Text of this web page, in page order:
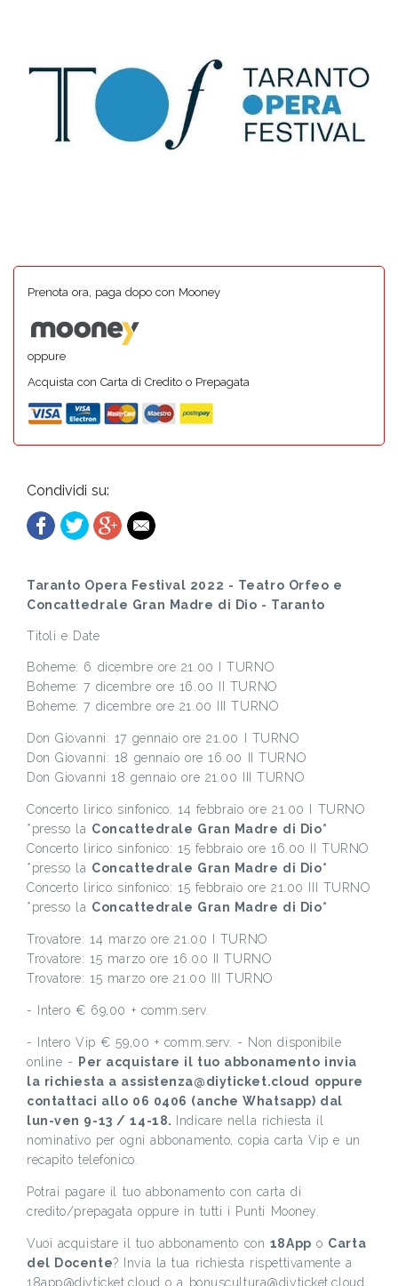
Prenota ora, paga dopo con Mooney
oppure
Acquista con Carta di Credito o Prepagata
Condividi su:
Taranto Opera Festival 2022 - Teatro Orfeo e
Concattedrale Gran Madre di Dio - Taranto
Titoli e Date
Boheme: 6 dicembre ore 21.00 I TURNO
Boheme: 7 dicembre ore 16.00 II TURNO
Boheme: 7 dicembre ore 21.00 III TURNO
Don Giovanni: 17 gennaio ore 21.00 I TURNO
Don Giovanni: 18 gennaio ore 16.00 II TURNO
Don Giovanni 18 gennaio ore 21.00 III TURNO
Concerto lirico sinfonico. 14 febbraio ore 21.00 I TURNO
*presso la Concattedrale Gran Madre di Dio*
Concerto lirico sinfonico: 15 febbraio ore 16.00 II TURNO
*presso la Concattedrale Gran Madre di Dio*
Concerto lirico sinfonico: 15 febbraio ore 21.00 III TURNO
*presso la Concattedrale Gran Madre di Dio*
Trovatore: 14 marzo ore 21.00 I TURNO
Trovatore: 15 marzo ore 16.00 II TURNO
Trovatore: 15 marzo ore 21.00 III TURNO
- Intero € 69,00 + comm.serv.
- Intero Vip € 59,00 + comm.serv. - Non disponibile
online -
Per acquistare il tuo abbonamento invia
la richiesta a assistenza@diyticket.cloud oppure
contattaci allo 06 0406 (anche Whatsapp) dal
lun-ven 9-13 / 14-18.
Indicare nella richiesta il
nominativo per ogni abbonamento, copia carta Vip e un
recapito telefonico.
Potrai pagare il tuo abbonamento con carta di
credito/prepagata oppure in tutti i Punti Mooney.
Vuoi acquistare il tuo abbonamento con 18App o Carta
del Docente? Invia la tua richiesta rispettivamente a
18app@diyticket.cloud o a bonuscultura@diyticket.cloud.